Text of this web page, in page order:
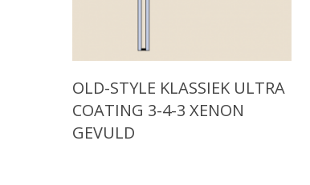
OLD-STYLE KLASSIEK ULTRA
COATING 3-4-3 XENON
GEVULD